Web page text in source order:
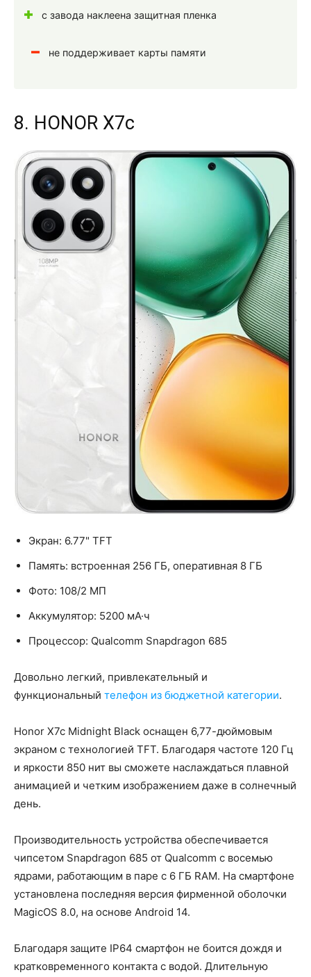
с завода наклеена защитная пленка
не поддерживает карты памяти
8. HONOR X7c
Экран: 6.77" TFT
Память: встроенная 256 ГБ, оперативная 8 ГБ
Фото: 108/2 МП
Аккумулятор: 5200 мА·ч
Процессор: Qualcomm Snapdragon 685
Довольно легкий, привлекательный и
функциональный телефон из бюджетной категории.
Honor X7c Midnight Black оснащен 6,77-дюймовым
экраном с технологией TFT. Благодаря частоте 120 Гц
и яркости 850 нит вы сможете наслаждаться плавной
анимацией и четким изображением даже в солнечный
день.
Производительность устройства обеспечивается
чипсетом Snapdragon 685 от Qualcomm с восемью
ядрами, работающим в паре с 6 ГБ RAM. На смартфоне
установлена последняя версия фирменной оболочки
MagicOS 8.0, на основе Android 14.
Благодаря защите IP64 смартфон не боится дождя и
кратковременного контакта с водой. Длительную